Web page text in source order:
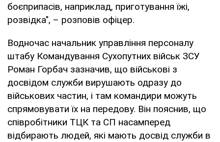
боєприпасів, наприклад, приготування їжі,
розвідка", – розповів офіцер.
Водночас начальник управління персоналу
штабу Командування Сухопутних військ ЗСУ
Роман Горбач зазначив, що військові з
досвідом служби вирушають одразу до
військових частин, і там командири можуть
спрямовувати їх на передову. Він пояснив, що
співробітники ТЦК та СП насамперед
відбирають людей, які мають досвід служби в